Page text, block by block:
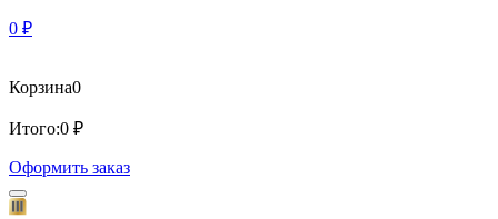
0 ₽
Корзина0
Итого:0 ₽
Оформить заказ